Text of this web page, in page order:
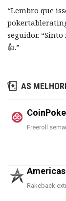
“Lembro que
seguidor.
👍.”
AS
Freeroll
Rakeback